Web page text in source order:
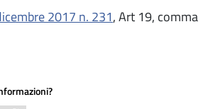
2017 n. 231, Art 19, comma